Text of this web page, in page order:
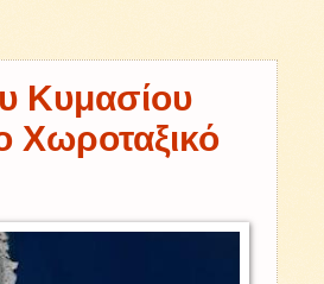
Κυμασίου
Χωροταξικό